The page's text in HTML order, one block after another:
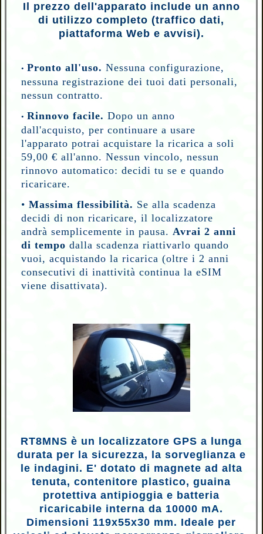
Il prezzo dell'apparato include un anno
di utilizzo completo (traffico dati,
piattaforma Web e avvisi).
• Pronto all'uso. Nessuna configurazione,
nessuna registrazione dei tuoi dati personali,
nessun contratto.
• Rinnovo facile. Dopo un anno
dall'acquisto, per continuare a usare
l'apparato potrai acquistare la ricarica a soli
59,00 € all'anno. Nessun vincolo, nessun
rinnovo automatico: decidi tu se e quando
ricaricare.
•Massima flessibilità. Se alla scadenza
decidi di non ricaricare, il localizzatore
andrà semplicemente in pausa.Avrai 2 anni
di tempo dalla scadenza riattivarlo quando
vuoi, acquistando la ricarica (oltre i 2 anni
consecutivi di inattività continua la eSIM
viene disattivata).
RT8MNS è un localizzatore GPS a lunga
durata per la sicurezza, la sorveglianza e
le indagini. E' dotato di magnete ad alta
tenuta, contenitore plastico, guaina
protettiva antipioggia e batteria
ricaricabile interna da 10000 mA.
Dimensioni 119x55x30 mm. Ideale per